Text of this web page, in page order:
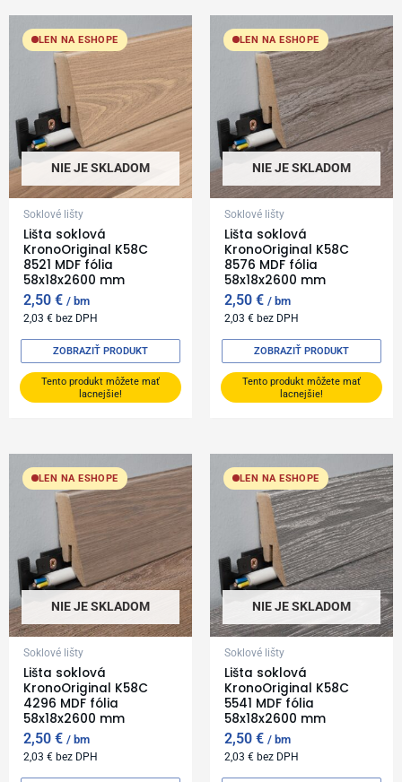
LEN NA ESHOPE
NIE JE SKLADOM
Soklové lišty
Lišta soklová
KronoOriginal K58C
8521 MDF fólia
58x18x2600 mm
2,50€ bm
2,03€ bez DPH
Tento produkt môžete mať
lacnejšie!
ZOBRAZIŤ PRODUKT
LEN NA ESHOPE
NIE JE SKLADOM
Soklové lišty
Lišta soklová
KronoOriginal K58C
8576 MDF fólia
58x18x2600 mm
2,50€ bm
2,03€ bez DPH
Tento produkt môžete mať
lacnejšie!
ZOBRAZIŤ PRODUKT
LEN NA ESHOPE
NIE JE SKLADOM
Soklové lišty
Lišta soklová
KronoOriginal K58C
4296 MDF fólia
58x18x2600 mm
2,50€ bm
2,03€ bez DPH
LEN NA ESHOPE
NIE JE SKLADOM
Soklové lišty
Lišta soklová
KronoOriginal K58C
5541 MDF fólia
58x18x2600 mm
2,50€ bm
2,03€ bez DPH